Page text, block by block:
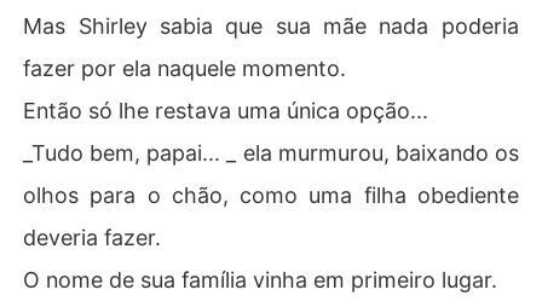
Mas Shirley sabia que sua mãe nada poderia
fazer por ela naquele momento.
Então só lhe restava uma única opção...
_Tudo bem, papai... _ ela murmurou, baixando os
olhos para o chão, como uma filha obediente
deveria fazer.
O nome de sua família vinha em primeiro lugar.